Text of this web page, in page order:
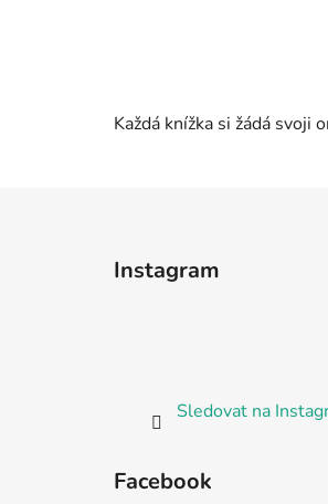
Každá knížka si žádá
Instagram
Sledovat na
Facebook